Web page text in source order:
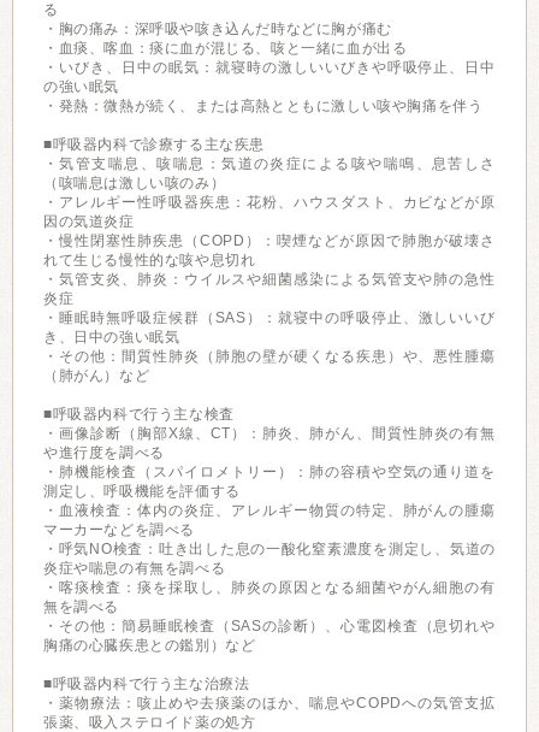
る
・胸の痛み：深呼吸や咳き込んだ時などに胸が痛む
・血痰、喀血：痰に血が混じる、咳と一緒に血が出る
・いびき、日中の眠気：就寝時の激しいいびきや呼吸停止、日中
の強い眠気
・発熱：微熱が続く、または高熱とともに激しい咳や胸痛を伴う
■呼吸器内科で診療する主な疾患
・気管支喘息、咳喘息：気道の炎症による咳や喘鳴、息苦しさ
（咳喘息は激しい咳のみ）
・アレルギー性呼吸器疾患：花粉、ハウスダスト、カビなどが原
因の気道炎症
・慢性閉塞性肺疾患（COPD）：喫煙などが原因で肺胞が破壊さ
れて生じる慢性的な咳や息切れ
・気管支炎、肺炎：ウイルスや細菌感染による気管支や肺の急性
炎症
・睡眠時無呼吸症候群（SAS）：就寝中の呼吸停止、激しいいび
き、日中の強い眠気
・その他：間質性肺炎（肺胞の壁が硬くなる疾患）や、悪性腫瘍
（肺がん）など
■呼吸器内科で行う主な検査
・画像診断（胸部X線、CT）：肺炎、肺がん、間質性肺炎の有無
や進行度を調べる
・肺機能検査（スパイロメトリー）：肺の容積や空気の通り道を
測定し、呼吸機能を評価する
・血液検査：体内の炎症、アレルギー物質の特定、肺がんの腫瘍
マーカーなどを調べる
・呼気NO検査：吐き出した息の一酸化窒素濃度を測定し、気道の
炎症や喘息の有無を調べる
・喀痰検査：痰を採取し、肺炎の原因となる細菌やがん細胞の有
無を調べる
・その他：簡易睡眠検査（SASの診断）、心電図検査（息切れや
胸痛の心臓疾患との鑑別）など
■呼吸器内科で行う主な治療法
・薬物療法：咳止めや去痰薬のほか、喘息やCOPDへの気管支拡
張薬、吸入ステロイド薬の処方